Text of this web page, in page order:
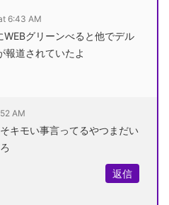
6:43 AM
WEBグリーンべると他でデル
報道されていたよ
AM
キモい事言ってるやつまだい
返信